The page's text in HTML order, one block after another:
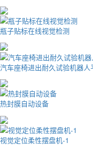
瓶子贴标在线视觉检测
汽车座椅进出耐久试验机器人
热封膜自动设备
视觉定位柔性摆盘机-1